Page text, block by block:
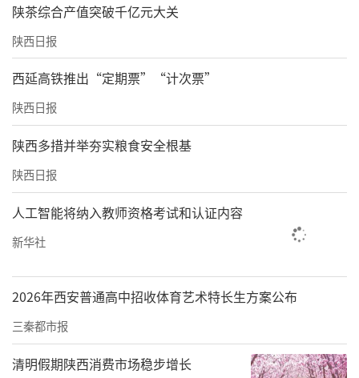
陕茶综合产值突破千亿元大关
陕西日报
西延高铁推出“定期票”“计次票”
陕西日报
陕西多措并举夯实粮食安全根基
陕西日报
人工智能将纳入教师资格考试和认证内容
新华社
2026年西安普通高中招收体育艺术特长生方案公布
三秦都市报
清明假期陕西消费市场稳步增长